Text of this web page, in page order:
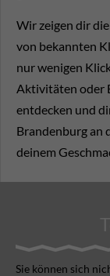
Wir zeigen dir
von bekannten
nur wenigen
Aktivitäten oder
entdecken und
Brandenburg an
deinem
Sie können sich